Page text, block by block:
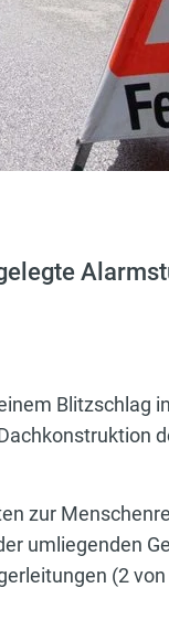
Blitzschlag
zur
umliegenden
(2